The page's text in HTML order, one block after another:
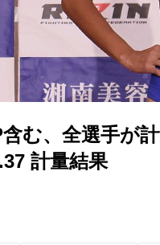
む、全選手が
計量結果